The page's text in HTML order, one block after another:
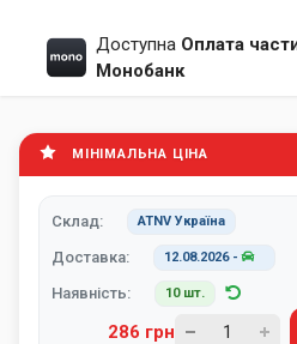
Доступна Оплата
Монобанк
МІНІМАЛЬНА ЦІНА
Склад: ATNV Україна
Доставка: 12.08.2026-
Наявність: 10 шт.
286 грн